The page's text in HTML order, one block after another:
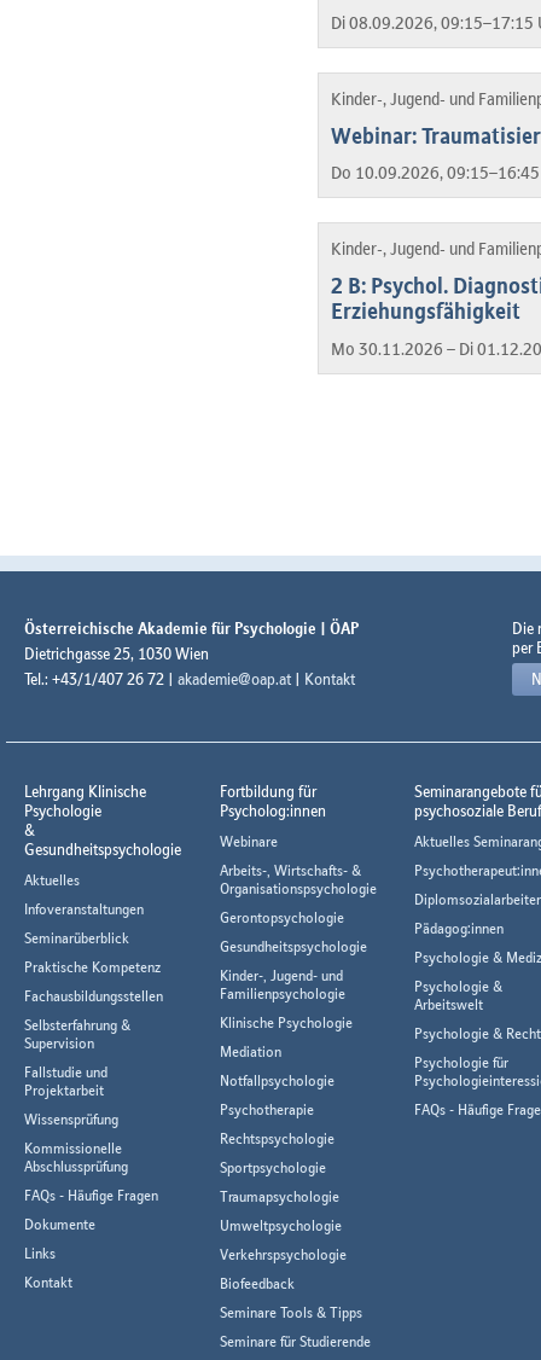
Di 08.09.2026, 09:15–17:15
Kinder-, Jugend- und
Webinar:
Do 10.09.2026,
Kinder-, Jugend- und
2 B: Psychol.
Erziehungsfähigkeit
Mo 30.11.2026 – Di
Österreichische Akademie für Psychologie | ÖAP
Dietrichgasse 25, 1030 Wien
Tel.: +43/1/407 26 72 | akademie@oap.at | Kontakt
Die
per
Lehrgang Klinische
Psychologie
&
Gesundheitspsychologie
Aktuelles
Infoveranstaltungen
Seminarüberblick
Praktische Kompetenz
Fachausbildungsstellen
Selbsterfahrung &
Supervision
Fallstudie und
Projektarbeit
Wissensprüfung
Kommissionelle
Abschlussprüfung
FAQs - Häufige Fragen
Dokumente
Links
Kontakt
Fortbildung für
Psycholog:innen
Webinare
Arbeits-, Wirtschafts- &
Organisationspsychologie
Gerontopsychologie
Gesundheitspsychologie
Kinder-, Jugend- und
Familienpsychologie
Klinische Psychologie
Mediation
Notfallpsychologie
Psychotherapie
Rechtspsychologie
Sportpsychologie
Traumapsychologie
Umweltpsychologie
Verkehrspsychologie
Biofeedback
Seminare Tools & Tipps
Seminare für Studierende
Seminarangebote
psychosoziale
Aktuelles
Pädagog:innen
Psychologie &
Psychologie &
Arbeitswelt
Psychologie & Recht
Psychologie für
FAQs - Häufige